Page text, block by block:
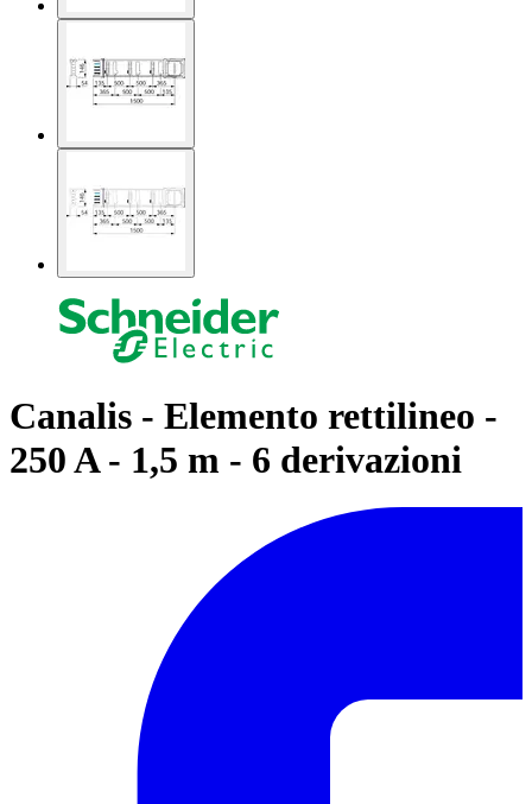
Canalis - Elemento rettilineo -
250 A - 1,5 m - 6 derivazioni